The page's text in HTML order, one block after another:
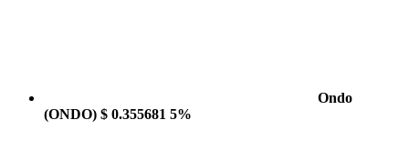
Ondo
(ONDO) $ 0.355681 5%